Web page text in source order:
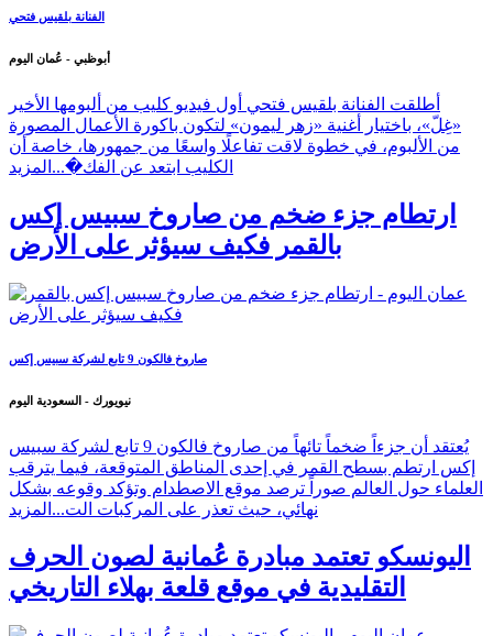
الفنانة بلقيس فتحي
أبوظبي - عُمان اليوم
أطلقت الفنانة بلقيس فتحي أول فيديو كليب من ألبومها الأخير
«غِلّ»، باختيار أغنية «زهر ليمون» لتكون باكورة الأعمال المصورة
من الألبوم، في خطوة لاقت تفاعلًا واسعًا من جمهورها، خاصة أن
الكليب ابتعد عن الفك�... المزيد
ارتطام جزء ضخم من صاروخ سبيس إكس
بالقمر فكيف سيؤثر على الأرض
صاروخ فالكون 9 تابع لشركة سبيس إكس
نيويورك - السعودية اليوم
يُعتقد أن جزءاً ضخماً تائهاً من صاروخ فالكون 9 تابع لشركة سبيس
إكس ارتطم بسطح القمر في إحدى المناطق المتوقعة، فيما يترقب
العلماء حول العالم صوراً ترصد موقع الاصطدام وتؤكد وقوعه بشكل
نهائي، حيث تعذر على المركبات الت... المزيد
اليونسكو تعتمد مبادرة عُمانية لصون الحرف
التقليدية في موقع قلعة بهلاء التاريخي